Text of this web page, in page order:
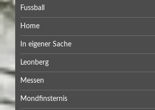
Fussball
Home
In eigener Sache
Leonberg
Messen
Mondfinsternis